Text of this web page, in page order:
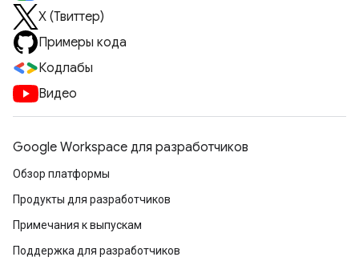
X (Твиттер)
Примеры кода
Кодлабы
Видео
Google Workspace для разработчиков
Обзор платформы
Продукты для разработчиков
Примечания к выпускам
Поддержка для разработчиков